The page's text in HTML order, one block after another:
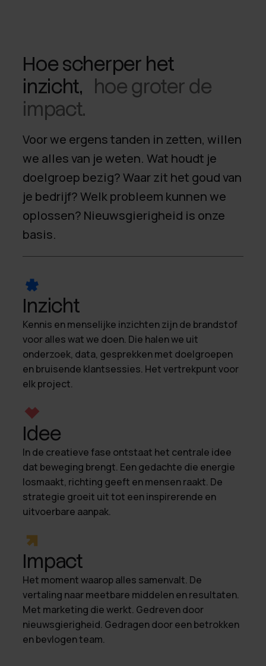
Hoe scherper het
inzicht, hoe groter de
impact.
Voor we ergens tanden in zetten, willen
we alles van je weten. Wat houdt je
doelgroep bezig? Waar zit het goud van
je bedrijf? Welk probleem kunnen we
oplossen? Nieuwsgierigheid is onze
basis.
Inzicht
Kennis en menselijke inzichten zijn de brandstof
voor alles wat we doen. Die halen we uit
onderzoek, data, gesprekken met doelgroepen
en bruisende klantsessies. Het vertrekpunt voor
elk project.
Idee
In de creatieve fase ontstaat het centrale idee
dat beweging brengt. Een gedachte die energie
losmaakt, richting geeft en mensen raakt. De
strategie groeit uit tot een inspirerende en
uitvoerbare aanpak.
Impact
Het moment waarop alles samenvalt. De
vertaling naar meetbare middelen en resultaten.
Met marketing die werkt. Gedreven door
nieuwsgierigheid. Gedragen door een betrokken
en bevlogen team.